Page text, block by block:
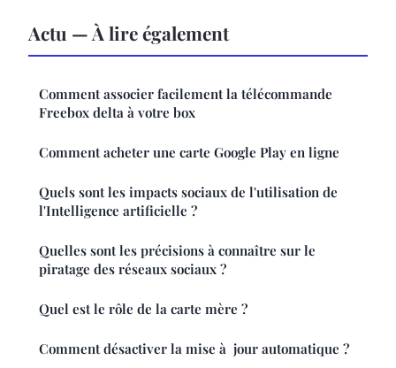
Actu — À lire également
Comment associer facilement la télécommande
Freebox delta à votre box
Comment acheter une carte Google Play en ligne
Quels sont les impacts sociaux de l'utilisation de
l'Intelligence artificielle ?
Quelles sont les précisions à connaître sur le
piratage des réseaux sociaux ?
Quel est le rôle de la carte mère ?
Comment désactiver la mise à jour automatique ?